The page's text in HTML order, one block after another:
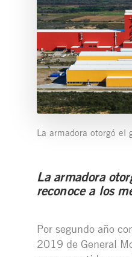
La armadora otorgó el
La armadora
reconoce a los
Por segundo año
2019 de General